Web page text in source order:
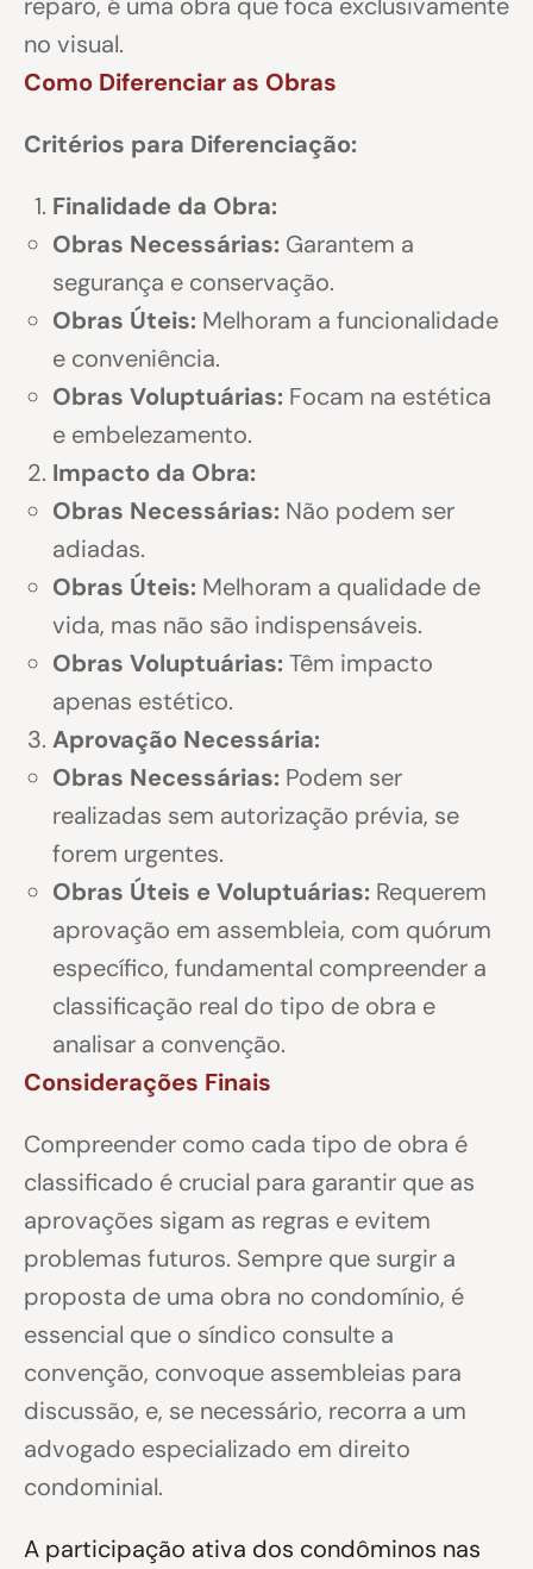
no visual.
Como Diferenciar as Obras
Critérios para Diferenciação:
Finalidade da Obra:
Obras Necessárias: Garantem a
segurança e conservação.
Obras Úteis: Melhoram a funcionalidade
e conveniência.
Obras Voluptuárias: Focam na estética
e embelezamento.
Impacto da Obra:
Obras Necessárias: Não podem ser
adiadas.
Obras Úteis: Melhoram a qualidade de
vida, mas não são indispensáveis.
Obras Voluptuárias: Têm impacto
apenas estético.
Aprovação Necessária:
Obras Necessárias: Podem ser
realizadas sem autorização prévia, se
forem urgentes.
Obras Úteis e Voluptuárias: Requerem
aprovação em assembleia, com quórum
específico, fundamental compreender a
classificação real do tipo de obra e
analisar a convenção.
Considerações Finais
Compreender como cada tipo de obra é
classificado é crucial para garantir que as
aprovações sigam as regras e evitem
problemas futuros. Sempre que surgir a
proposta de uma obra no condomínio, é
essencial que o síndico consulte a
convenção, convoque assembleias para
discussão, e, se necessário, recorra a um
advogado especializado em direito
condominial.
A participação ativa dos condôminos nas